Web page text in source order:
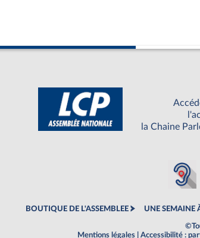
la Chaine
BOUTIQUE DE L'ASSEMBLEE UNE SEMAINE
Mentions légales
Accessibilité :